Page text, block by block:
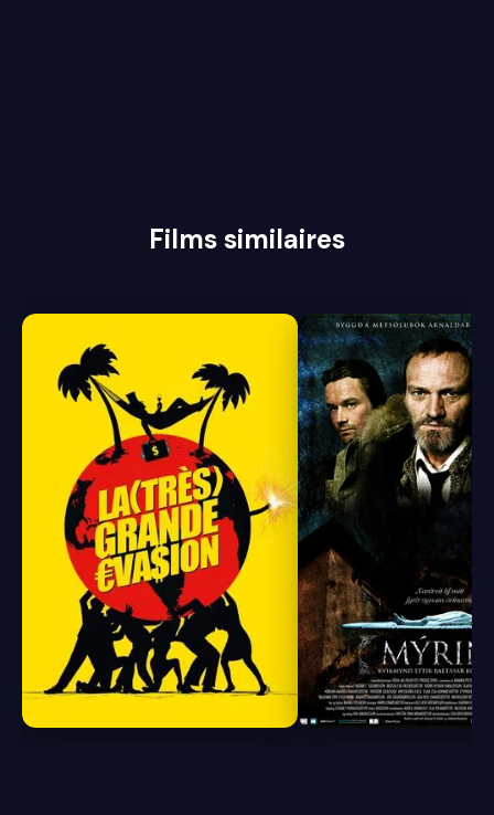
Films similaires
8.0 5.8